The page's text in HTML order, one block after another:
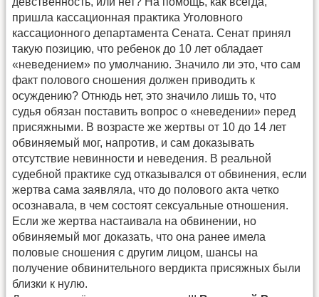
пришла кассационная практика Уголовного
кассационного департамента Сената. Сенат принял
такую позицию, что ребенок до 10 лет обладает
«неведением» по умолчанию. Значило ли это, что сам
факт полового сношения должен приводить к
осуждению? Отнюдь нет, это значило лишь то, что
судья обязан поставить вопрос о «неведении» перед
присяжными. В возрасте же жертвы от 10 до 14 лет
обвиняемый мог, напротив, и сам доказывать
отсутствие невинности и неведения. В реальной
судебной практике суд отказывался от обвинения, если
жертва сама заявляла, что до полового акта четко
осознавала, в чем состоят сексуальные отношения.
Если же жертва настаивала на обвинении, но
обвиняемый мог доказать, что она ранее имела
половые сношения с другим лицом, шансы на
получение обвинительного вердикта присяжных были
близки к нулю.